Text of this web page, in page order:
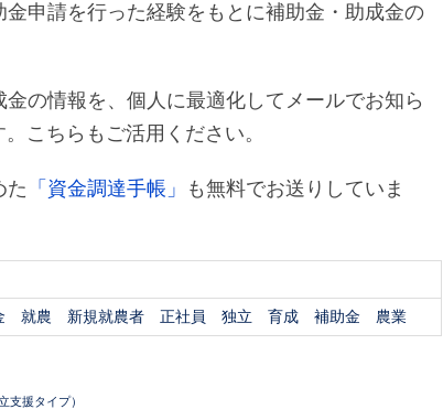
申請を行った経験をもとに補助金・助成金の
の情報を、個人に最適化してメールでお知ら
こちらもご活用ください。
た 「資金調達手帳」
も無料でお送りしていま
就農 新規就農者 正社員 独立 育成 補助金 農業
支援タイプ）